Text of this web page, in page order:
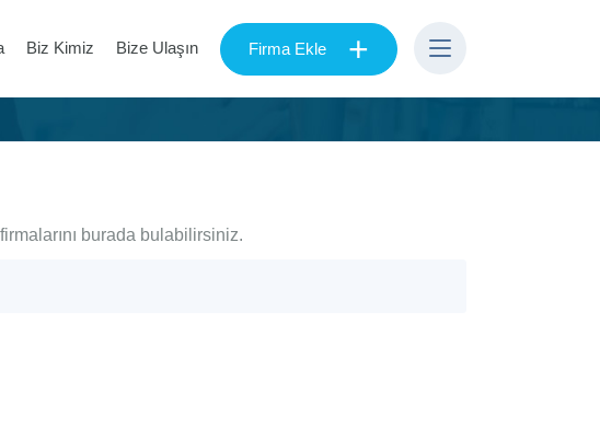
Biz Kimiz Bize Ulaşın Firma Ekle +
burada bulabilirsiniz.